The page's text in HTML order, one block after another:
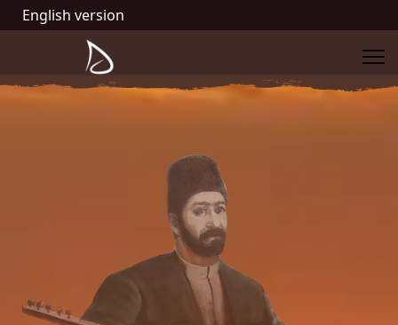
English version